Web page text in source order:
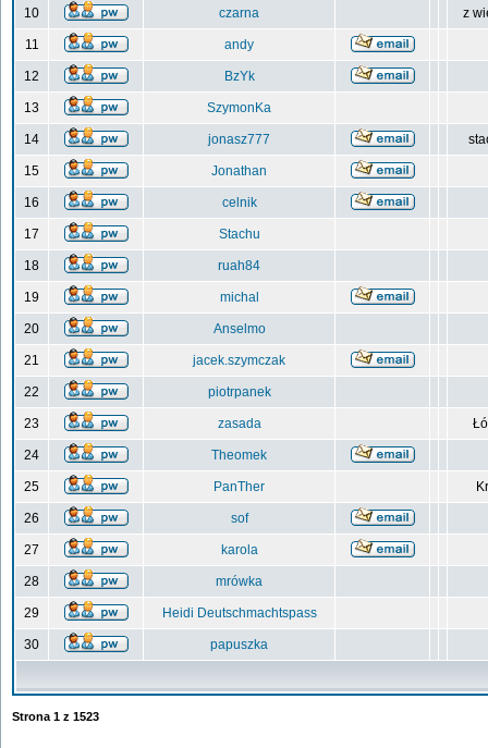
10 czarna z
11 andy
12 BzYk
13 SzymonKa
14 jonasz777
15 Jonathan
16 celnik
17 Stachu
18 ruah84
19 michal
20 Anselmo
21 jacek.szymczak
22 piotrpanek
23 zasada
24 Theomek
25 PanTher
26 sof
27 karola
28 mrówka
29 Heidi Deutschmachtspass
30 papuszka
Strona 1 z 1523